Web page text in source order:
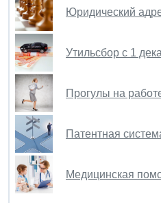
Юридический
Утильсбор с 1
Прогулы на
Патентная
Медицинская